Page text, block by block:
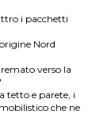
i pacchetti
Nord
verso la
tetto e parete, i
che ne